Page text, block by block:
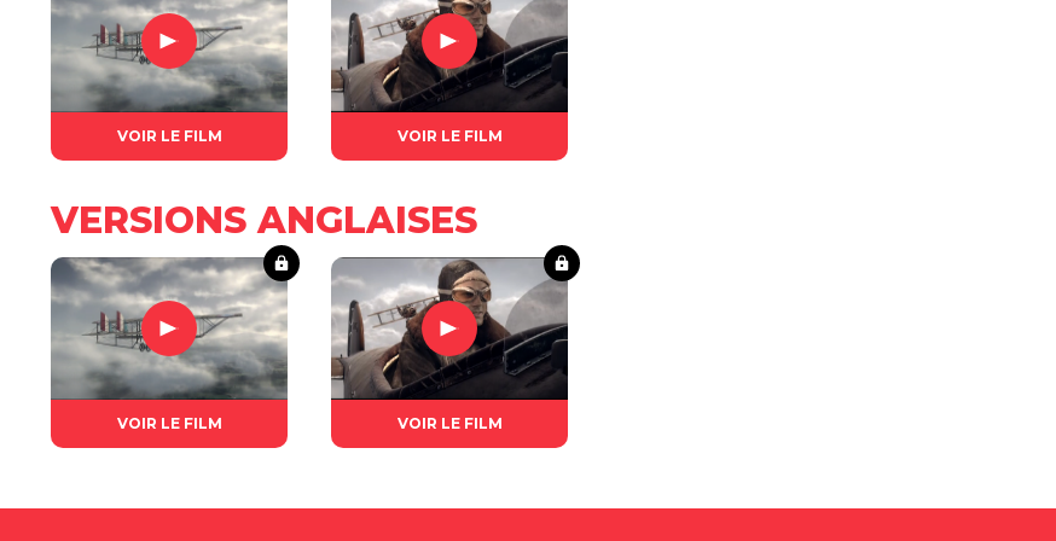
VOIR LE FILM VOIR LE FILM
VERSIONS ANGLAISES
VOIR LE FILM VOIR LE FILM